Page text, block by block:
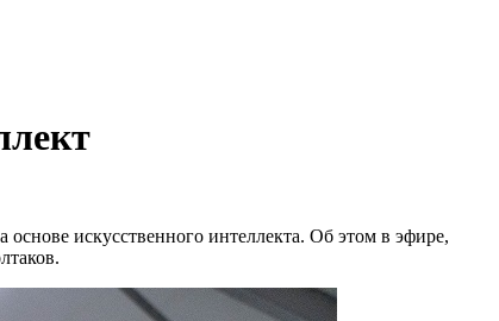
искусственного интеллекта. Об этом в эфире,